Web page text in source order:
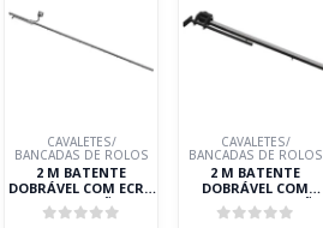
CAVALETES/
BANCADAS DE ROLOS
2 M BATENTE
DOBRÁVEL COM ECRÃ
DE MEDIÇÃO
METALLKRAFT
CAVALETES/
BANCADAS DE ROLOS
2 M BATENTE
DOBRÁVEL COM
ESCALA DE MEDIÇÃO
METALLKRAFT